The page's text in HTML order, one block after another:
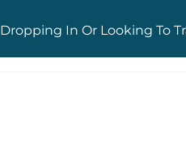
Dropping In Or Looking To